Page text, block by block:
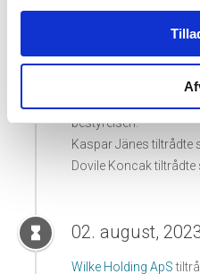
01. oktober,
Morten Steen Schrøder
bestyrelsen.
Kaspar Jänes tiltrådte
Dovile Koncak
hourglass_full 02. august,
Wilke Holding ApS